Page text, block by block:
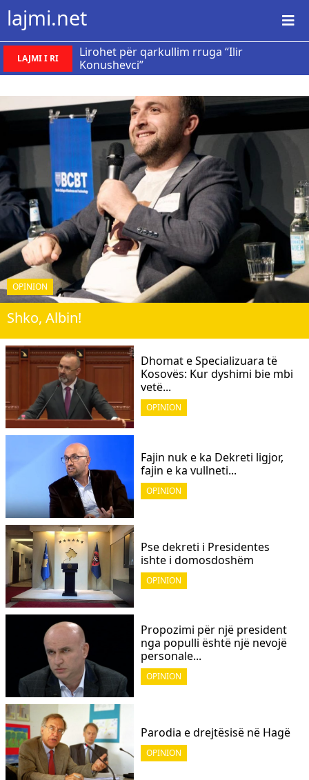
lajmi.net
LAJMI I RI
Lirohet për qarkullim rruga “Ilir
Konushevci”
OPINION
Shko, Albin!
OPINION
Dhomat e Specializuara të
Kosovës: Kur dyshimi bie mbi
vetë...
OPINION
Fajin nuk e ka Dekreti ligjor,
fajin e ka vullneti...
OPINION
Pse dekreti i Presidentes
ishte i domosdoshëm
OPINION
Propozimi për një president
nga populli është një nevojë
personale...
OPINION
Parodia e drejtësisë në Hagë